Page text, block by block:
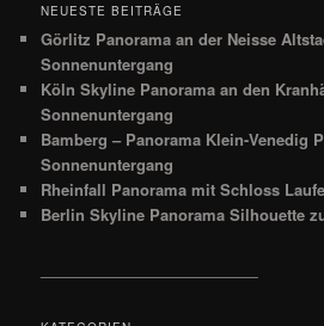
NEUESTE BEITRÄGE
Görlitz Panorama an der Neisse
Sonnenuntergang
Köln Skyline Panorama an den
Sonnenuntergang
Bamberg – Panorama Klein-Venedig
Sonnenuntergang
Rheinfall Panorama mit Schloss
Berlin Skyline Panorama Silhouette